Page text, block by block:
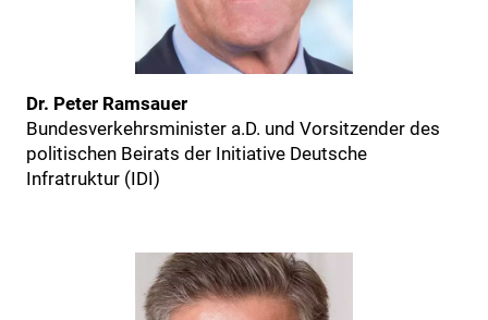
Dr. Peter Ramsauer
Bundesverkehrsminister a.D. und Vorsitzender des
politischen Beirats der Initiative Deutsche
Infratruktur (IDI)